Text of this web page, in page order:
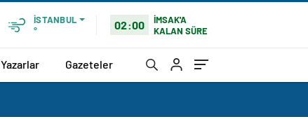
İSTANBUL
°
02:00
İMSAK'A
KALAN SÜRE
Yazarlar Gazeteler